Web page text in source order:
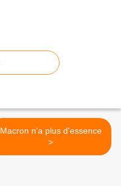
Macron n'a plus d'essence
>